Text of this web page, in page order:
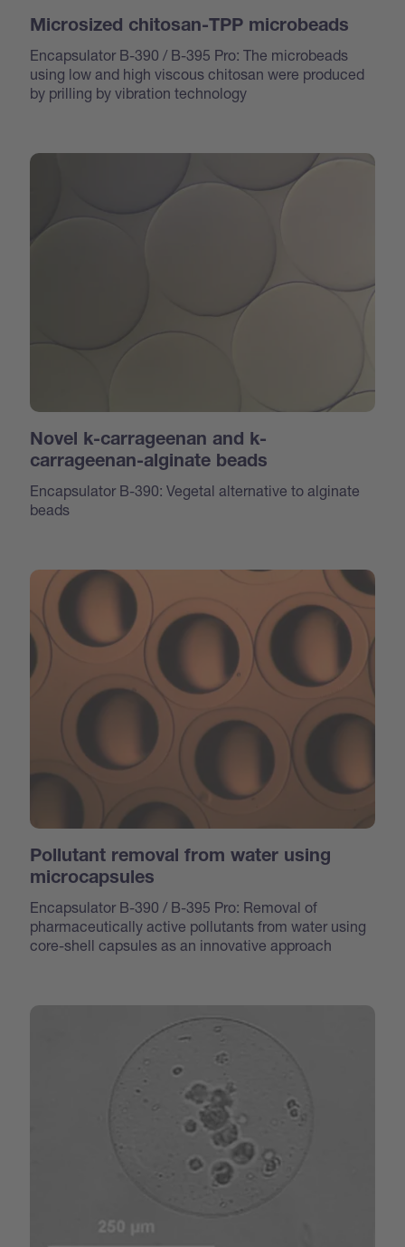
Microsized chitosan-TPP microbeads
Encapsulator B-390 / B-395 Pro: The microbeads
using low and high viscous chitosan were produced
by prilling by vibration technology
Novel k-carrageenan and k-
carrageenan-alginate beads
Encapsulator B-390: Vegetal alternative to alginate
beads
Pollutant removal from water using
microcapsules
Encapsulator B-390 / B-395 Pro: Removal of
pharmaceutically active pollutants from water using
core-shell capsules as an innovative approach